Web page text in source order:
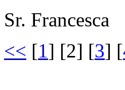
Sr. Francesca
<< [1 ] [2] [3] [